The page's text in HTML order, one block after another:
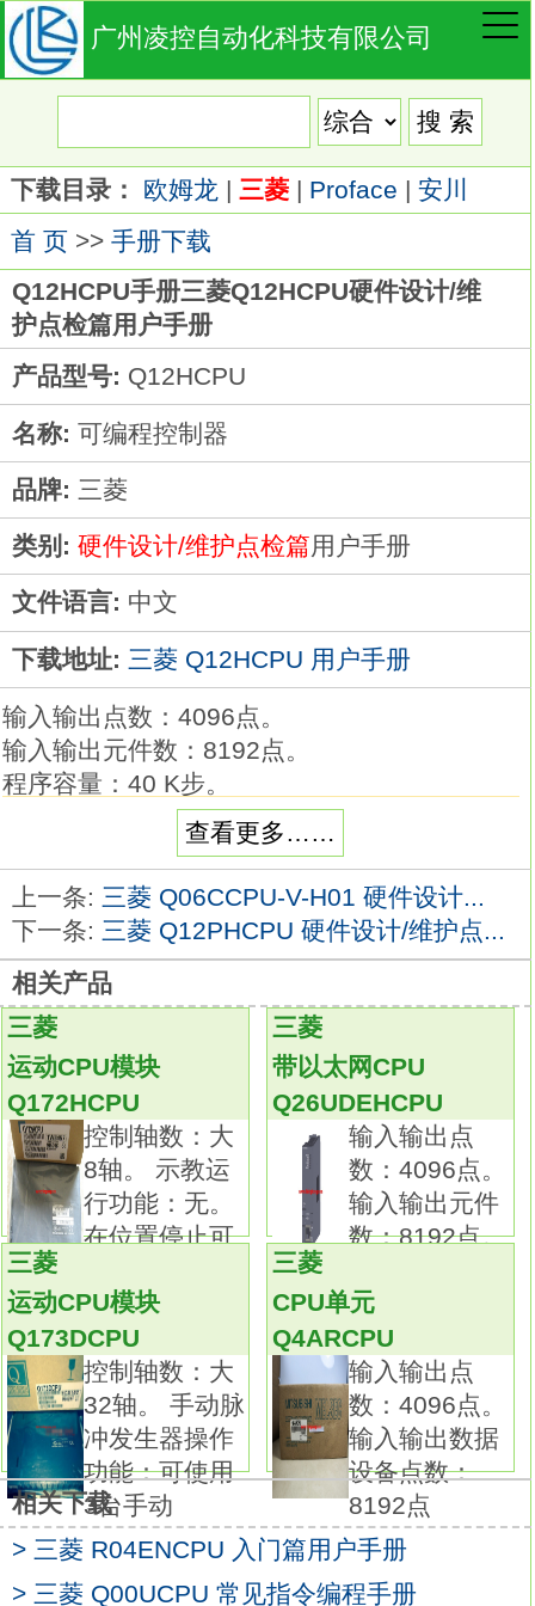
广州凌控自动化科技有限公司
下载目录： 欧姆龙 | 三菱| Proface | 安川
首 页>> 手册下载
Q12HCPU手册三菱Q12HCPU硬件设计/维
护点检篇用户手册
产品型号: Q12HCPU
名称: 可编程控制器
品牌: 三菱
类别: 硬件设计/维护点检篇用户手册
文件语言: 中文
下载地址: 三菱 Q12HCPU 用户手册
输入输出点数：4096点。
输入输出元件数：8192点。
程序容量：40 K步。
处理速度：0.0095 μs。
程序存储器容量：160 KB。
支持USB和网络三菱Q12HCPU用户手册。
支持安装记忆卡。
多CPU之间提供高速通信。
缩短了固定扫描中断时间，装置高精度化。
固定周期中断程序的最小间隔缩减至
100μs
Q12HCPU
可准确获取高速信号，为装置的更加高精度化
作出贡献。
通过多CPU进行高速、高精度机器控制。
通过顺控程序的直线和多CPU间高速通信（周
期为0.88ms）的并列处理，实现高速控制。
多CPU间高速通信周期与运动控制同步，因此
可实现运算效率最大化。
此外，最新的运动控制CPU在性能上是先前型
号的2倍，
确保了高速、高精度的机器控制三菱
Q12HCPU用户手册。输入电压范围：
DC24V。
输出电压：DC5V。
输出电源：8.5A。
简化程序调试
可使用带执行条件的软元件测试功能，在程序
查看更多……
上一条: 三菱 Q06CCPU-V-H01 硬件设计...
下一条: 三菱 Q12PHCPU 硬件设计/维护点...
相关产品
三菱
运动CPU模块
Q172HCPU
控制轴数：大
8轴。 示教运
行功能：无。
在位置停止可
三菱
带以太网CPU
Q26UDEHCPU
输入输出点
数：4096点。
输入输出元件
数：8192点。
三菱
运动CPU模块
Q173DCPU
控制轴数：大
32轴。 手动脉
冲发生器操作
功能：可使用
3台手动
三菱
CPU单元
Q4ARCPU
输入输出点
数：4096点。
输入输出数据
设备点数：
8192点
相关下载
> 三菱 R04ENCPU 入门篇用户手册
> 三菱 Q00UCPU 常见指令编程手册